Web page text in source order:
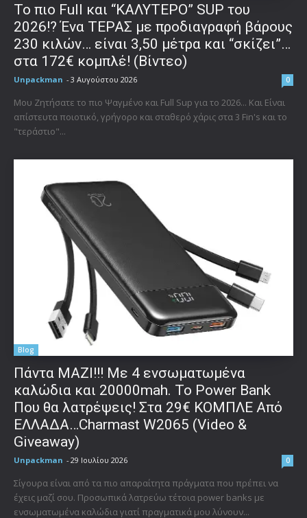
To πιο Full και “ΚΑΛΥΤΕΡΟ” SUP του
2026!? Ένα ΤΕΡΑΣ με προδιαγραφή βάρους
230 κιλών… είναι 3,50 μέτρα και “σκίζει”…
στα 172€ κομπλέ! (Βίντεο)
Unpackman - 3 Αυγούστου 2026 0
Μου Ζητήσατε το πιο Ψαγμένο και Full Sup για το 2026... Και Είναι
απίστευτα ποιοτικό, γρήγορο και σταθερό χάρις στα 3 Fin's και το
"τεράστιο"...
Blog
Πάντα ΜΑΖΙ!!! Με 4 ενσωματωμένα
καλώδια και 20000mah. Το Power Bank
Που θα λατρέψεις! Στα 29€ ΚΟΜΠΛΕ Από
ΕΛΛΑΔΑ…Charmast W2065 (Video &
Giveaway)
Unpackman - 29 Ιουλίου 2026 0
Σίγουρα είναι από τα πιο απαραίτητα πράγματα που πρέπει να
έχεις μαζί σου. Προσωπικά λατρεύω τέτοια power banks με
ενσωματωμένα καλώδια γιατί πραγματικά μου λύνουν...